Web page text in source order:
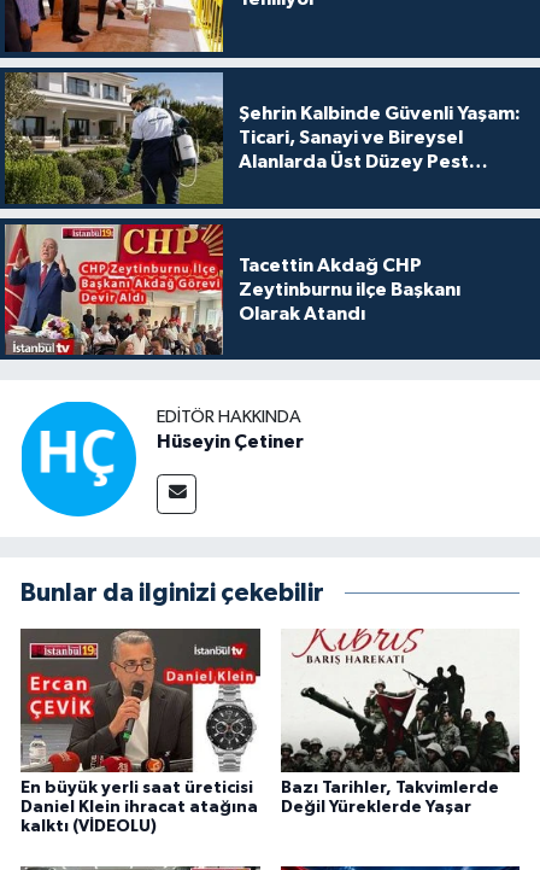
Şehrin Kalbinde Güvenli Yaşam:
Ticari, Sanayi ve Bireysel
Alanlarda Üst Düzey Pest
Tacettin Akdağ CHP
Zeytinburnu ilçe Başkanı
Olarak Atandı
EDITÖR HAKKINDA
Hüseyin Çetiner
Bunlar da ilginizi çekebilir
En büyük yerli saat üreticisi
Daniel Klein ihracat atağına
kalktı (VİDEOLU)
Bazı Tarihler, Takvimlerde
Değil Yüreklerde Yaşar